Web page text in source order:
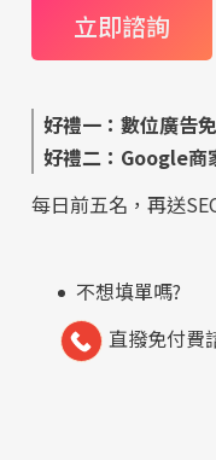
好禮一：數位廣告
好禮二：Google商
每日前五名，再送
不想填單嗎?
直撥免付費